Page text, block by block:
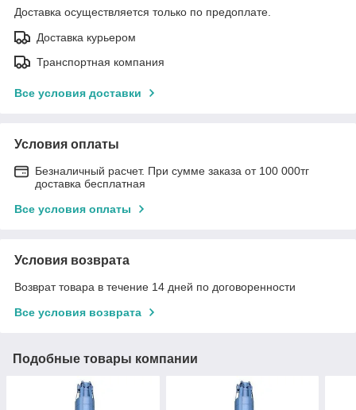
Доставка осуществляется только по предоплате.
Доставка курьером
Транспортная компания
Все условия доставки
Условия оплаты
Безналичный расчет. При сумме заказа от 100 000тг
доставка бесплатная
Все условия оплаты
Условия возврата
Возврат товара в течение 14 дней по договоренности
Все условия возврата
Подобные товары компании